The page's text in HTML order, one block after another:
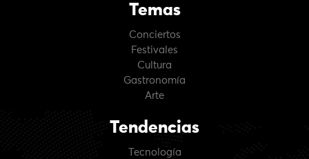
Temas
Conciertos
Festivales
Cultura
Gastronomía
Arte
Tendencias
Tecnología